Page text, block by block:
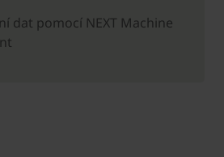
dat pomocí NEXT Machine